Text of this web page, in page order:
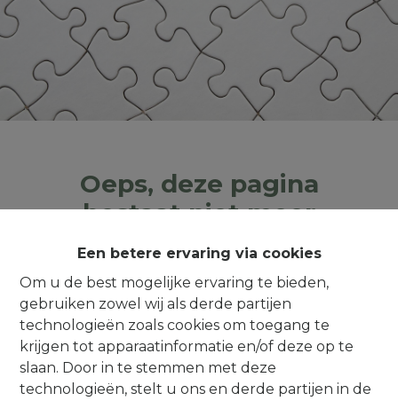
Een betere ervaring via cookies
Om u de best mogelijke ervaring te bieden,
gebruiken zowel wij als derde partijen
technologieën zoals cookies om toegang te
krijgen tot apparaatinformatie en/of deze op te
slaan. Door in te stemmen met deze
technologieën, stelt u ons en derde partijen in de
Oeps, deze pagina
bestaat niet meer
Te koop Te huur